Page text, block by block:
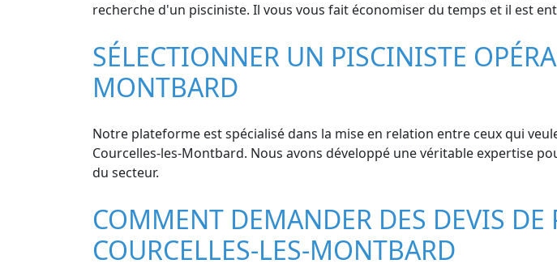
recherche d'un pisciniste. Il vous vous fait économiser du temps et il est
SÉLECTIONNER UN PISCINISTE
MONTBARD
Notre plateforme est spécialisé dans la mise en relation entre ceux qui
Courcelles-les-Montbard. Nous avons développé une véritable expertise
du secteur.
COMMENT DEMANDER DES DEVIS
COURCELLES-LES-MONTBARD